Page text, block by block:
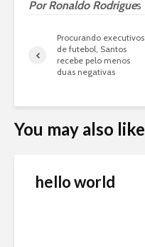
PorRonaldo Rodrigues
Procurando executivos
de futebol, Santos
recebe pelo menos
duas negativas
You may also like
hello world